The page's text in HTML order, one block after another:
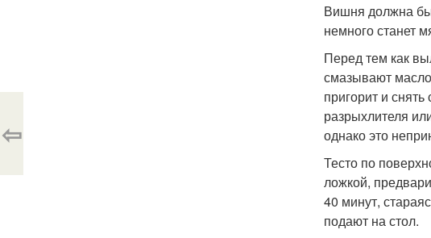
Вишня должна
немного станет
Перед тем как
смазывают
пригорит и
разрыхлителя
однако это
Тесто по
ложкой,
40 минут,
подают на стол.
⇦